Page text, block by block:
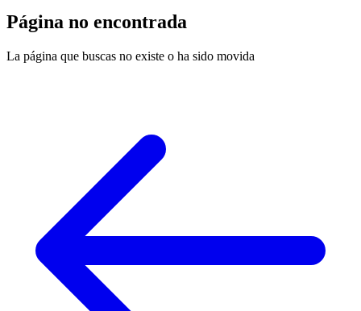
Página no encontrada
La página que buscas no existe o ha sido movida